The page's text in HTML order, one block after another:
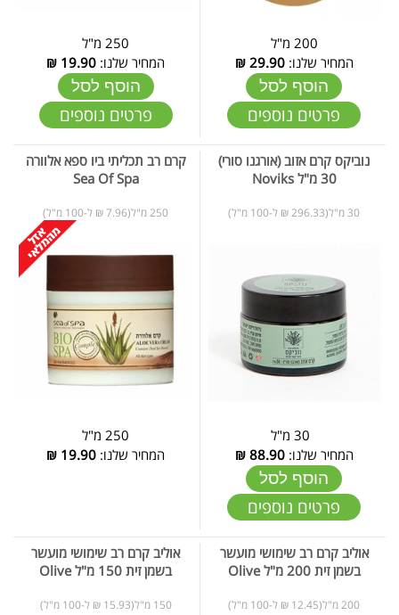
200 מ"ל
המחיר שלנו:29.90
₪
הוסף לסל
פרטים נוספים
250 מ"ל
המחיר שלנו: 19.90
₪
הוסף לסל
פרטים נוספים
נוביקס קרם אזוב (אורגנו סורי)
30 מ"ל Noviks
30 מ"ל(296.33 ₪ ל-100 מ"ל)
המחיר שלנו:88.90
₪
הוסף לסל
פרטים נוספים
קרם רב תכליתי ביו ספא אלוורה
Sea Of Spa
250 מ"ל(7.96 ₪ ל-100 מ"ל)
250 מ"ל
המחיר שלנו: 19.90
₪
אוליב קרם רב שימושי מועשר
בשמן זית 200 מ"ל Olive
200 מ"ל(12.45 ₪ ל-100 מ"ל)
אוליב קרם רב שימושי מועשר
בשמן זית 150 מ"ל Olive
150 מ"ל(15.93 ₪ ל-100 מ"ל)